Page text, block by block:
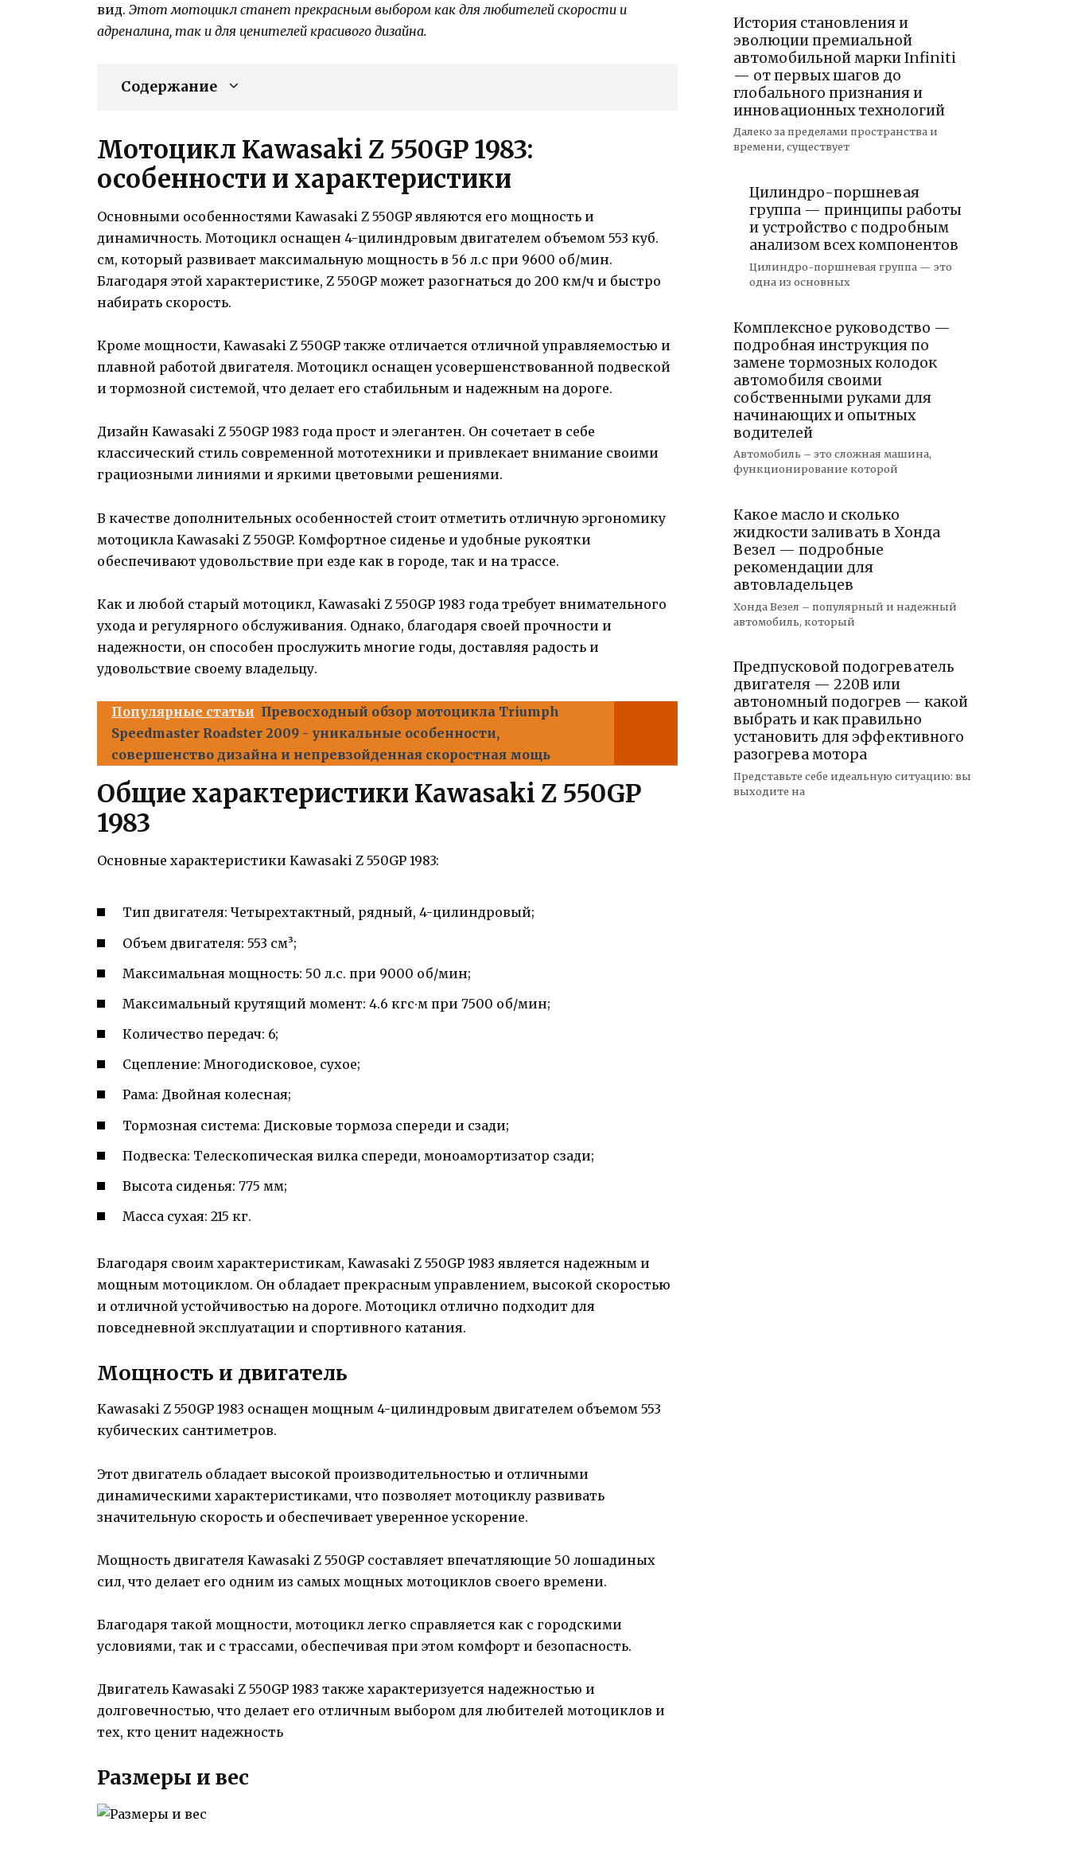
вид. Этот мотоцикл станет прекрасным выбором как для любителей скорости и
адреналина, так и для ценителей красивого дизайна.
Содержание
Мотоцикл Kawasaki Z 550GP 1983:
особенности и характеристики
Основными особенностями Kawasaki Z 550GP являются его мощность и
динамичность. Мотоцикл оснащен 4-цилиндровым двигателем объемом 553 куб.
см, который развивает максимальную мощность в 56 л.с при 9600 об/мин.
Благодаря этой характеристике, Z 550GP может разогнаться до 200 км/ч и быстро
набирать скорость.
Кроме мощности, Kawasaki Z 550GP также отличается отличной управляемостью и
плавной работой двигателя. Мотоцикл оснащен усовершенствованной подвеской
и тормозной системой, что делает его стабильным и надежным на дороге.
Дизайн Kawasaki Z 550GP 1983 года прост и элегантен. Он сочетает в себе
классический стиль современной мототехники и привлекает внимание своими
грациозными линиями и яркими цветовыми решениями.
В качестве дополнительных особенностей стоит отметить отличную эргономику
мотоцикла Kawasaki Z 550GP. Комфортное сиденье и удобные рукоятки
обеспечивают удовольствие при езде как в городе, так и на трассе.
Как и любой старый мотоцикл, Kawasaki Z 550GP 1983 года требует внимательного
ухода и регулярного обслуживания. Однако, благодаря своей прочности и
надежности, он способен прослужить многие годы, доставляя радость и
удовольствие своему владельцу.
Популярные статьи Превосходный обзор мотоцикла Triumph
Speedmaster Roadster 2009 - уникальные особенности,
совершенство дизайна и непревзойденная скоростная мощь
Общие характеристики Kawasaki Z 550GP
1983
Основные характеристики Kawasaki Z 550GP 1983:
Тип двигателя: Четырехтактный, рядный, 4-цилиндровый;
Объем двигателя: 553 см³;
Максимальная мощность: 50 л.с. при 9000 об/мин;
Максимальный крутящий момент: 4.6 кгс∙м при 7500 об/мин;
Количество передач: 6;
Сцепление: Многодисковое, сухое;
Рама: Двойная колесная;
Тормозная система: Дисковые тормоза спереди и сзади;
Подвеска: Телескопическая вилка спереди, моноамортизатор сзади;
Высота сиденья: 775 мм;
Масса сухая: 215 кг.
Благодаря своим характеристикам, Kawasaki Z 550GP 1983 является надежным и
мощным мотоциклом. Он обладает прекрасным управлением, высокой скоростью
и отличной устойчивостью на дороге. Мотоцикл отлично подходит для
повседневной эксплуатации и спортивного катания.
Мощность и двигатель
Kawasaki Z 550GP 1983 оснащен мощным 4-цилиндровым двигателем объемом 553
кубических сантиметров.
Этот двигатель обладает высокой производительностью и отличными
динамическими характеристиками, что позволяет мотоциклу развивать
значительную скорость и обеспечивает уверенное ускорение.
Мощность двигателя Kawasaki Z 550GP составляет впечатляющие 50 лошадиных
сил, что делает его одним из самых мощных мотоциклов своего времени.
Благодаря такой мощности, мотоцикл легко справляется как с городскими
условиями, так и с трассами, обеспечивая при этом комфорт и безопасность.
Двигатель Kawasaki Z 550GP 1983 также характеризуется надежностью и
долговечностью, что делает его отличным выбором для любителей мотоциклов и
тех, кто ценит надежность
Размеры и вес
История становления и
эволюции премиальной
автомобильной марки Infiniti
— от первых шагов до
глобального признания и
инновационных технологий
Далеко за пределами пространства и
времени, существует
Цилиндро-поршневая
группа — принципы работы
и устройство с подробным
анализом всех компонентов
Цилиндро-поршневая группа — это
одна из основных
Комплексное руководство —
подробная инструкция по
замене тормозных колодок
автомобиля своими
собственными руками для
начинающих и опытных
водителей
Автомобиль – это сложная машина,
функционирование которой
Какое масло и сколько
жидкости заливать в Хонда
Везел — подробные
рекомендации для
автовладельцев
Хонда Везел – популярный и надежный
автомобиль, который
Предпусковой подогреватель
двигателя — 220В или
автономный подогрев — какой
выбрать и как правильно
установить для эффективного
разогрева мотора
Представьте себе идеальную ситуацию: вы
выходите на